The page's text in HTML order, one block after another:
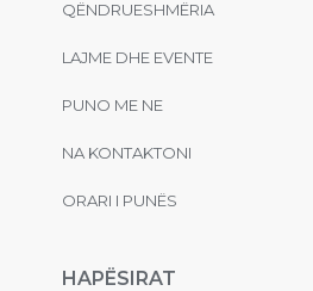
QËNDRUESHMËRIA
LAJME DHE EVENTE
PUNO ME NE
NA KONTAKTONI
ORARI I PUNËS
HAPËSIRAT